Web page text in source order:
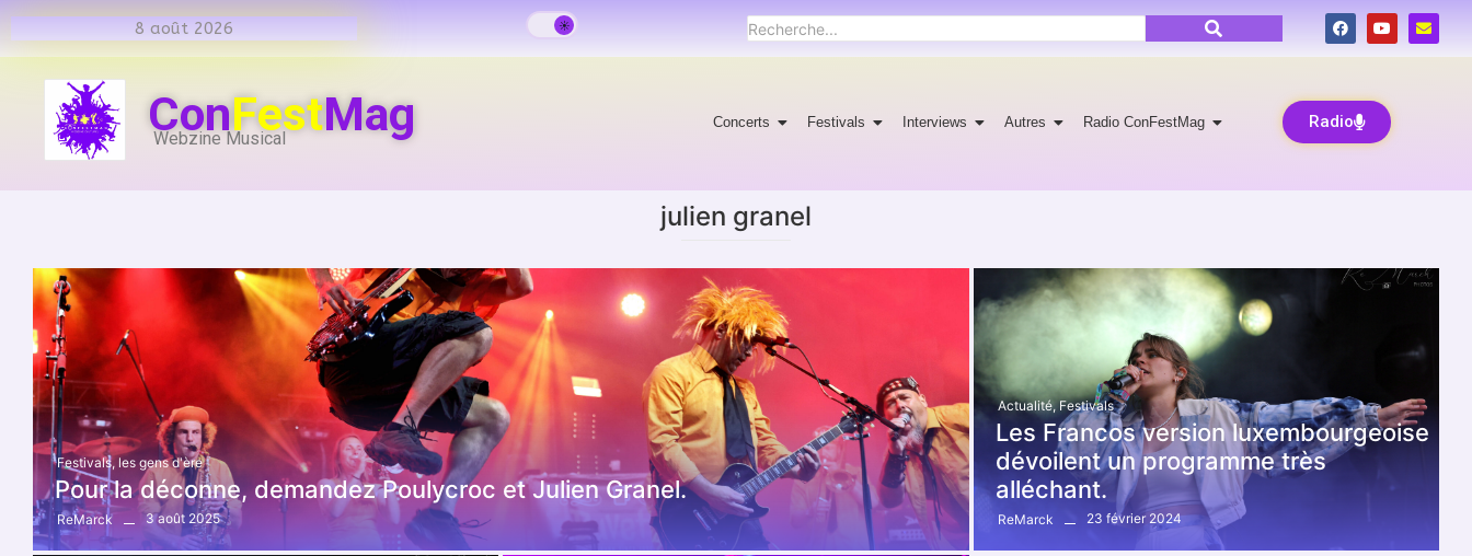
8 août 2026
ConFestMag
Webzine Musical
Concerts Festivals Interviews Autres Radio ConFestMag Radio
julien granel
Festivals, les gens d'ère
Pour la déconne, demandez Poulycroc et Julien Granel.
ReMarck 3 août 2025
Actualité, Festivals
Les Francos version luxembourgeoise
dévoilent un programme très
alléchant.
ReMarck 23 février 2024